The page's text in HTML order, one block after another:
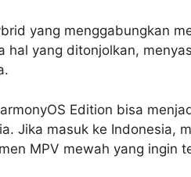
yang menggabungkan
yang ditonjolkan,
Edition bisa
Jika masuk ke Indonesia,
MPV mewah yang ingin